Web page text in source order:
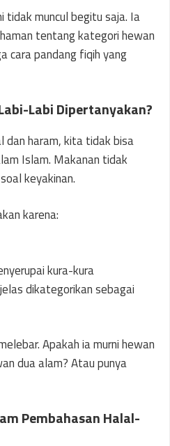
muncul begitu saja. Ia
tentang kategori hewan
cara pandang fiqih yang
Labi Dipertanyakan?
dan haram, kita tidak bisa
Islam. Makanan tidak
keyakinan.
karena:
kura-kura
dikategorikan sebagai
Apakah ia murni hewan
dua alam? Atau punya
Pembahasan Halal-